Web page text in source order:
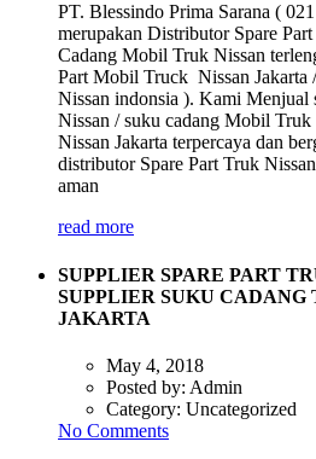
PT. Blessindo Prima Sarana (
merupakan Distributor Spare
Cadang Mobil Truk Nissan
Part Mobil Truck Nissan Jakarta
Nissan indonsia ). Kami Menjual
Nissan / suku cadang Mobil
Nissan Jakarta terpercaya dan
distributor Spare Part Truk
aman
read more
SUPPLIER SPARE PART
SUPPLIER SUKU CADANG
JAKARTA
May 4, 2018
Posted by: Admin
Category: Uncategorized
No Comments